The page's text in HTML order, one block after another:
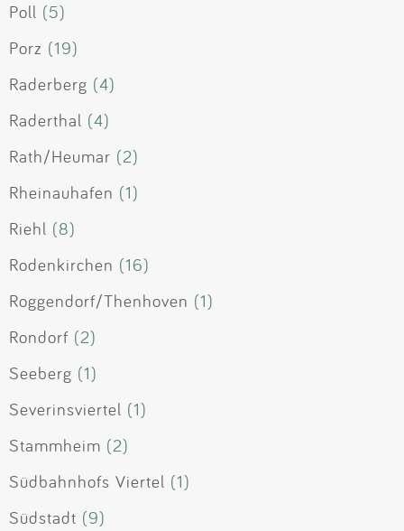
Poll (5)
Porz (19)
Raderberg (4)
Raderthal (4)
Rath/Heumar (2)
Rheinauhafen (1)
Riehl (8)
Rodenkirchen (16)
Roggendorf/Thenhoven (1)
Rondorf (2)
Seeberg (1)
Severinsviertel (1)
Stammheim (2)
Südbahnhofs Viertel (1)
Südstadt (9)